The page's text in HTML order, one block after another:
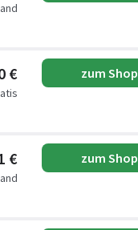
€ zum Shop
€ zum Shop